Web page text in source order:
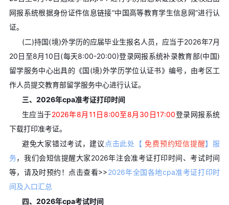
网报系统根据身份证件信息链接“中国高等教育学生信息网”进行认
证。
(二)持国(境)外学历的应届毕业生报名人员，应当于2026年7月
20日至8月10日(每天8:00-20:00)登录网报系统补录教育部(中国)
留学服务中心出具的《国(境)外学历学位认证书》编号，由考区工
作人员提交教育部留学服务中心进行认证。
三、2026年cpa准考证打印时间
生应当于2026年8月11日8:00至8月30日17:00登录网报系统
下载打印准考证。
避免大家错过考试，建议 点击此处【 免费预约短信提醒】服
务，我们会短信提醒大家2026年注会准考证打印时间、考试时间
等，请及时预约！
点击查看>>2026年全国各地cpa准考证打印时
间及入口汇总
四、2026年cpa考试时间